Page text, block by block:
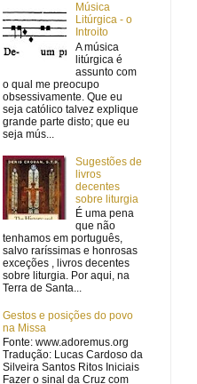
Música
Litúrgica - o
Introito
A música
litúrgica é
assunto com
o qual me preocupo
obsessivamente. Que eu
seja católico talvez explique
grande parte disto; que eu
seja mús...
Sugestões de
livros
decentes
sobre liturgia
É uma pena
que não
tenhamos em português,
salvo raríssimas e honrosas
exceções , livros decentes
sobre liturgia. Por aqui, na
Terra de Santa...
Gestos e posições do povo
na Missa
Fonte: www.adoremus.org
Tradução: Lucas Cardoso da
Silveira Santos Ritos Iniciais
Fazer o sinal da Cruz com